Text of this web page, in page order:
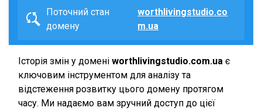
Поточний стан
домену
worthlivingstudio.co
m.ua
Історія змін у домені worthlivingstudio.com.ua є
ключовим інструментом для аналізу та
відстеження розвитку цього домену протягом
часу. Ми надаємо вам зручний доступ до цієї